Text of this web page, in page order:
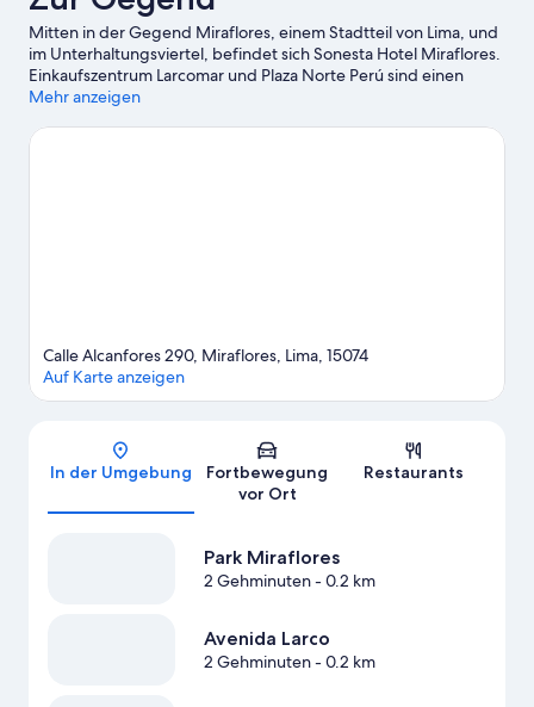
Mitten in der Gegend Miraflores, einem Stadtteil von Lima, und
im Unterhaltungsviertel, befindet sich Sonesta Hotel Miraflores.
Einkaufszentrum Larcomar und Plaza Norte Perú sind einen
Ausflug wert, wenn du Lust auf Shoppen hast. Wer lieber die
besuchen: Park Miraflores. Ebenfalls einen Besuch wert sind
Mehr anzeigen
Karte
Calle Alcanfores 290, Miraflores, Lima, 15074
Auf Karte anzeigen
In der Umgebung
Fortbewegung
vor Ort
Restaurants
Park Miraflores
2 Gehminuten- 0.2 km
Avenida Larco
2 Gehminuten- 0.2 km